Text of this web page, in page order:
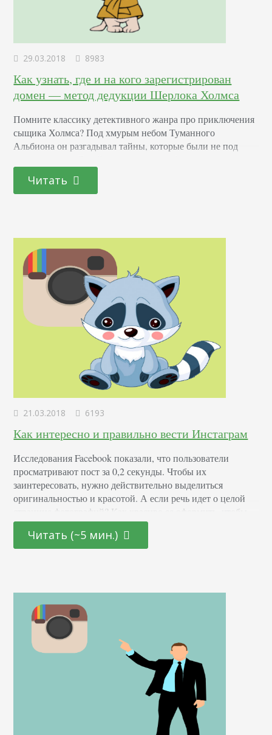
29.03.2018 8983
Как узнать, где и на кого зарегистрирован
домен — метод дедукции Шерлока Холмса
Помните классику детективного жанра про приключения
сыщика Холмса? Под хмурым небом Туманного
Альбиона он разгадывал тайны, которые были не под
попробуем узнать, кому принадлежит домен. Для чего
необходимо знать, кто владелец домена Вы собираетесь
Читать
21.03.2018 6193
Как интересно и правильно вести Инстаграм
Исследования Facebook показали, что пользователи
просматривают пост за 0,2 секунды. Чтобы их
заинтересовать, нужно действительно выделиться
оригинальностью и красотой. А если речь идет о целой
странице фотографий? Как красиво ее оформить, чтобы
подписчики были в восторге? Рассмотрим исследования
и правила, которые помогут достигнуть визуальной
гармонии. Как вести Инстаграм для бизнеса мы
Читать (~5 мин.)